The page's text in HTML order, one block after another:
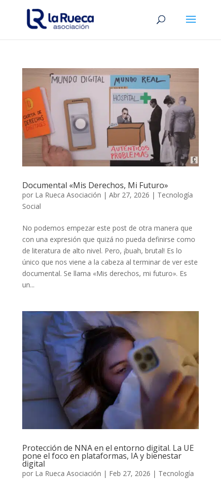
Documental «Mis Derechos, Mi Futuro»
por La Rueca Asociación | Abr 27, 2026 | Tecnología
Social
No podemos empezar este post de otra manera que
con una expresión que quizá no pueda definirse como
de literatura de alto nivel. Pero, ¡buah, brutal! Es lo
único que nos viene a la cabeza al terminar de ver este
documental. Se llama «Mis derechos, mi futuro». Es
un...
Protección de NNA en el entorno digital. La UE
pone el foco en plataformas, IA y bienestar
digital
por La Rueca Asociación | Feb 27, 2026 | Tecnología